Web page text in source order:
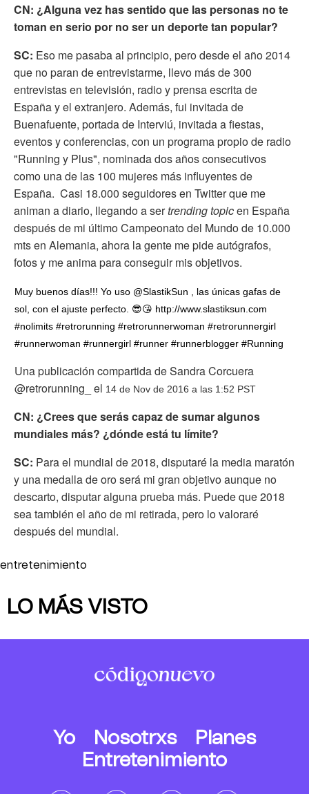
CN: ¿Alguna vez has sentido que las personas no te
toman en serio por no ser un deporte tan popular?
SC: Eso me pasaba al principio, pero desde el año 2014
que no paran de entrevistarme, llevo más de 300
entrevistas en televisión, radio y prensa escrita de
España y el extranjero. Además, fui invitada de
Buenafuente, portada de Interviú, invitada a fiestas,
eventos y conferencias, con un programa propio de radio
"Running y Plus", nominada dos años consecutivos
como una de las 100 mujeres más influyentes de
España. Casi 18.000 seguidores en Twitter que me
animan a diario, llegando a sertrending topicen España
después de mi último Campeonato del Mundo de 10.000
mts en Alemania, ahora la gente me pide autógrafos,
fotos y me anima para conseguir mis objetivos.
Muy buenos días!!! Yo uso @SlastikSun , las únicas gafas de
sol, con el ajuste perfecto. 😎😘 http://www.slastiksun.com
#nolimits #retrorunning #retrorunnerwoman #retrorunnergirl
#runnerwoman #runnergirl #runner #runnerblogger #Running
Una publicación compartida de Sandra Corcuera
@retrorunning_ el 14 de Nov de 2016 a las 1:52 PST
CN: ¿Crees que serás capaz de sumar algunos
mundiales más? ¿dónde está tu límite?
SC: Para el mundial de 2018, disputaré la media maratón
y una medalla de oro será mi gran objetivo aunque no
descarto, disputar alguna prueba más. Puede que 2018
sea también el año de mi retirada, pero lo valoraré
después del mundial.
entretenimiento
LO MÁS VISTO
Yo Nosotrxs
Planes
Entretenimiento